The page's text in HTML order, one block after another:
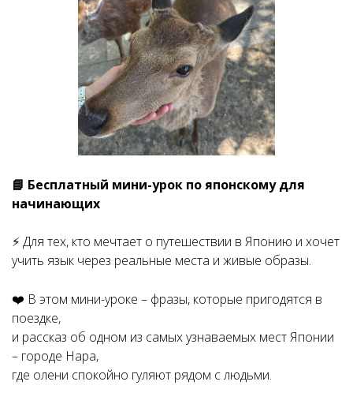
📘 Бесплатный мини-урок по японскому для
начинающих
⚡️ Для тех, кто мечтает о путешествии в Японию и хочет
учить язык через реальные места и живые образы.
❤️ В этом мини-уроке – фразы, которые пригодятся в
поездке,
и рассказ об одном из самых узнаваемых мест Японии
– городе Нара,
где олени спокойно гуляют рядом с людьми.